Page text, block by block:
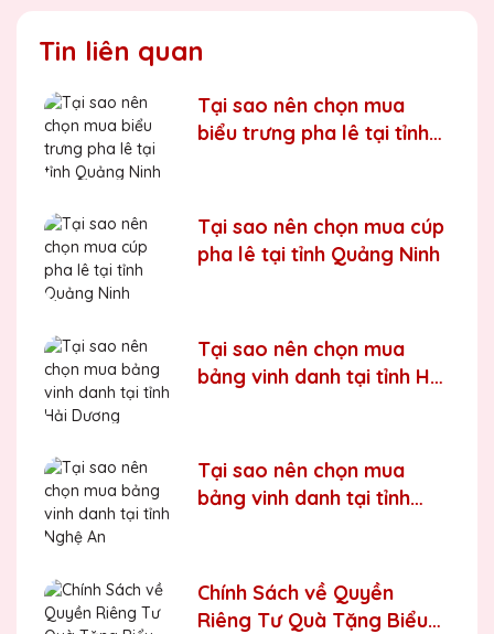
Tin liên quan
Tại sao nên chọn mua
biểu trưng pha lê tại tỉnh
Tại sao nên chọn mua cúp
pha lê tại tỉnh Quảng Ninh
Tại sao nên chọn mua
bảng vinh danh tại tỉnh Hải
Tại sao nên chọn mua
bảng vinh danh tại tỉnh
Chính Sách về Quyền
Riêng Tư Quà Tặng Biểu